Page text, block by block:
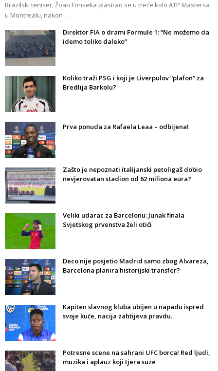
Brazilski teniser, Žoao Fonseka plasirao se u treće kolo ATP Mastersa
u Montrealu, nakon …
Direktor FIA o drami Formule 1: “Ne možemo da
idemo toliko daleko”
Koliko traži PSG i koji je Liverpulov “plafon” za
Bredlija Barkolu?
Prva ponuda za Rafaela Leaa – odbijena!
Zašto je nepoznati italijanski petoligaš dobio
nevjerovatan stadion od 62 miliona eura?
Veliki udarac za Barcelonu: Junak finala
Svjetskog prvenstva želi otići
Deco nije posjetio Madrid samo zbog Alvareza,
Barcelona planira historijski transfer?
Kapiten slavnog kluba ubijen u napadu ispred
svoje kuće, nacija zahtijeva pravdu.
Potresne scene na sahrani UFC borca! Red ljudi,
muzika i aplauz koji tjera suze